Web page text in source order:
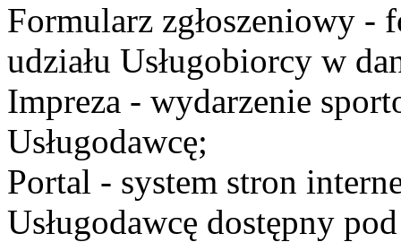
Formularz zgłoszeniowy -
udziału Usługobiorcy w
Impreza - wydarzenie
Usługodawcę;
Portal - system stron
Usługodawcę dostępny